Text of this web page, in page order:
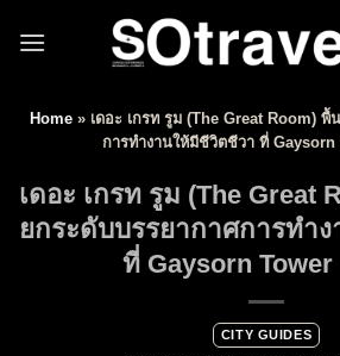
Home» เดอะ เกรท รูม (The Great Room)
การทำงานให้มีชีวิตชีวา ที่
เดอะ เกรท รูม (The Great
ยกระดับบรรยากาศการทำ
ที่ Gaysorn
CITY GUIDES